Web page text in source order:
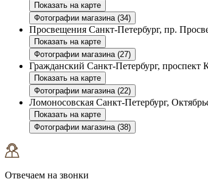
Показать на карте
Фотографии магазина (34)
Просвещения Санкт-Петербург, пр.
Показать на карте
Фотографии магазина (27)
Гражданский Санкт-Петербург, проспект
Показать на карте
Фотографии магазина (22)
Ломоносовская Санкт-Петербург,
Показать на карте
Фотографии магазина (38)
Отвечаем на звонки